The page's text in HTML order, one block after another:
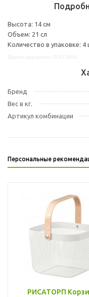
Высота: 14 см
Объем: 21 сл
Количество в упаковке: 4
Бренд
Вес в кг.
Артикул комбинации
Персональные
РИСАТОРП